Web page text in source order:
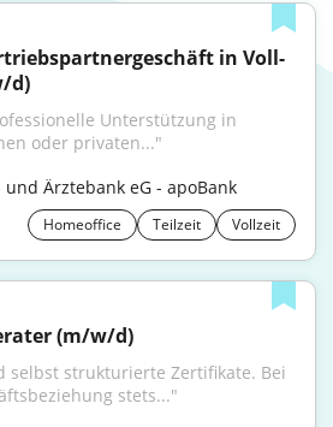
in Voll-
d)
Unterstützung in
oder privaten..."
Ärztebank eG - apoBank
Homeoffice Teilzeit Vollzeit
(m/w/d)
selbst strukturierte Zertifikate. Bei
stets..."